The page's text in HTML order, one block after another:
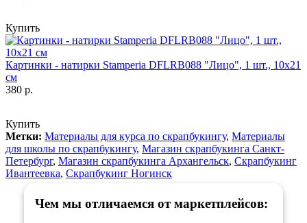
Купить
Картинки - натирки Stamperia DFLRB088 "Лицо", 1 шт., 10х21
см
380 р.
Купить
Метки: Материалы для курса по скрапбукингу, Материалы
для школы по скрапбукингу, Магазин скрапбукинга Санкт-
Петербург, Магазин скрапбукинга Архангельск, Скрапбукинг
Ивантеевка, Скрапбукинг Ногинск
Чем мы отличаемся от маркетплейсов: